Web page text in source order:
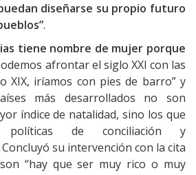
diseñarse su propio futuro
.
tiene nombre de mujer porque
afrontar el siglo XXI con las
XIX, iríamos con pies de barro” y
más desarrollados no son
índice de natalidad, sino los que
políticas de conciliación y
su intervención con la cita
“hay que ser muy rico o muy